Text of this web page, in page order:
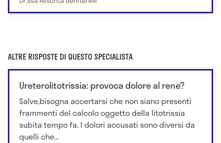
ALTRE RISPOSTE DI QUESTO SPECIALISTA
Ureterolitotrissia: provoca dolore al rene?
Salve,bisogna accertarsi che non siano presenti
frammenti del calcolo oggetto della litotrissia
subita tempo fa. I dolori accusati sono diversi da
quelli che...